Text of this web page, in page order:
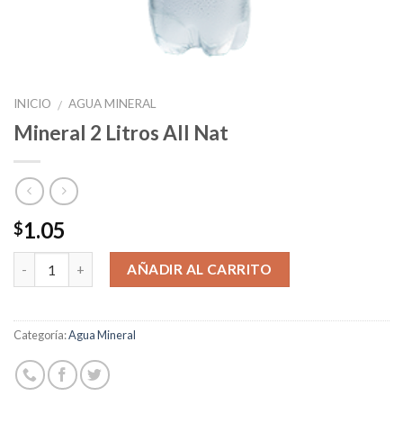
INICIO / AGUA MINERAL
Mineral 2 Litros All Nat
$1.05
Cantidad AÑADIR AL CARRITO
Categoría:Agua Mineral